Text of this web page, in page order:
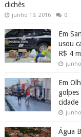
clichês
junho 19, 2016 0
Em
usou
R$ 4
Em
cidade
Água